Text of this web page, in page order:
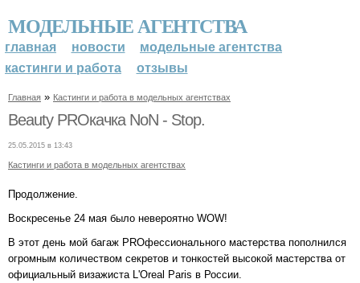
МОДЕЛЬНЫЕ АГЕНТСТВА
главная новости
модельные агентства
кастинги и работа
отзывы
Главная » Кастинги и работа в модельных агентствах
Beauty PROкачка NoN - Stop.
25.05.2015 в 13:43
Кастинги и работа в модельных агентствах
Продолжение.
Воскресенье 24 мая было невероятно WOW!
В этот день мой багаж PROфессионального мастерства пополнился
огромным количеством секретов и тонкостей высокой мастерства от
официальный визажиста L'Oreal Paris в России.